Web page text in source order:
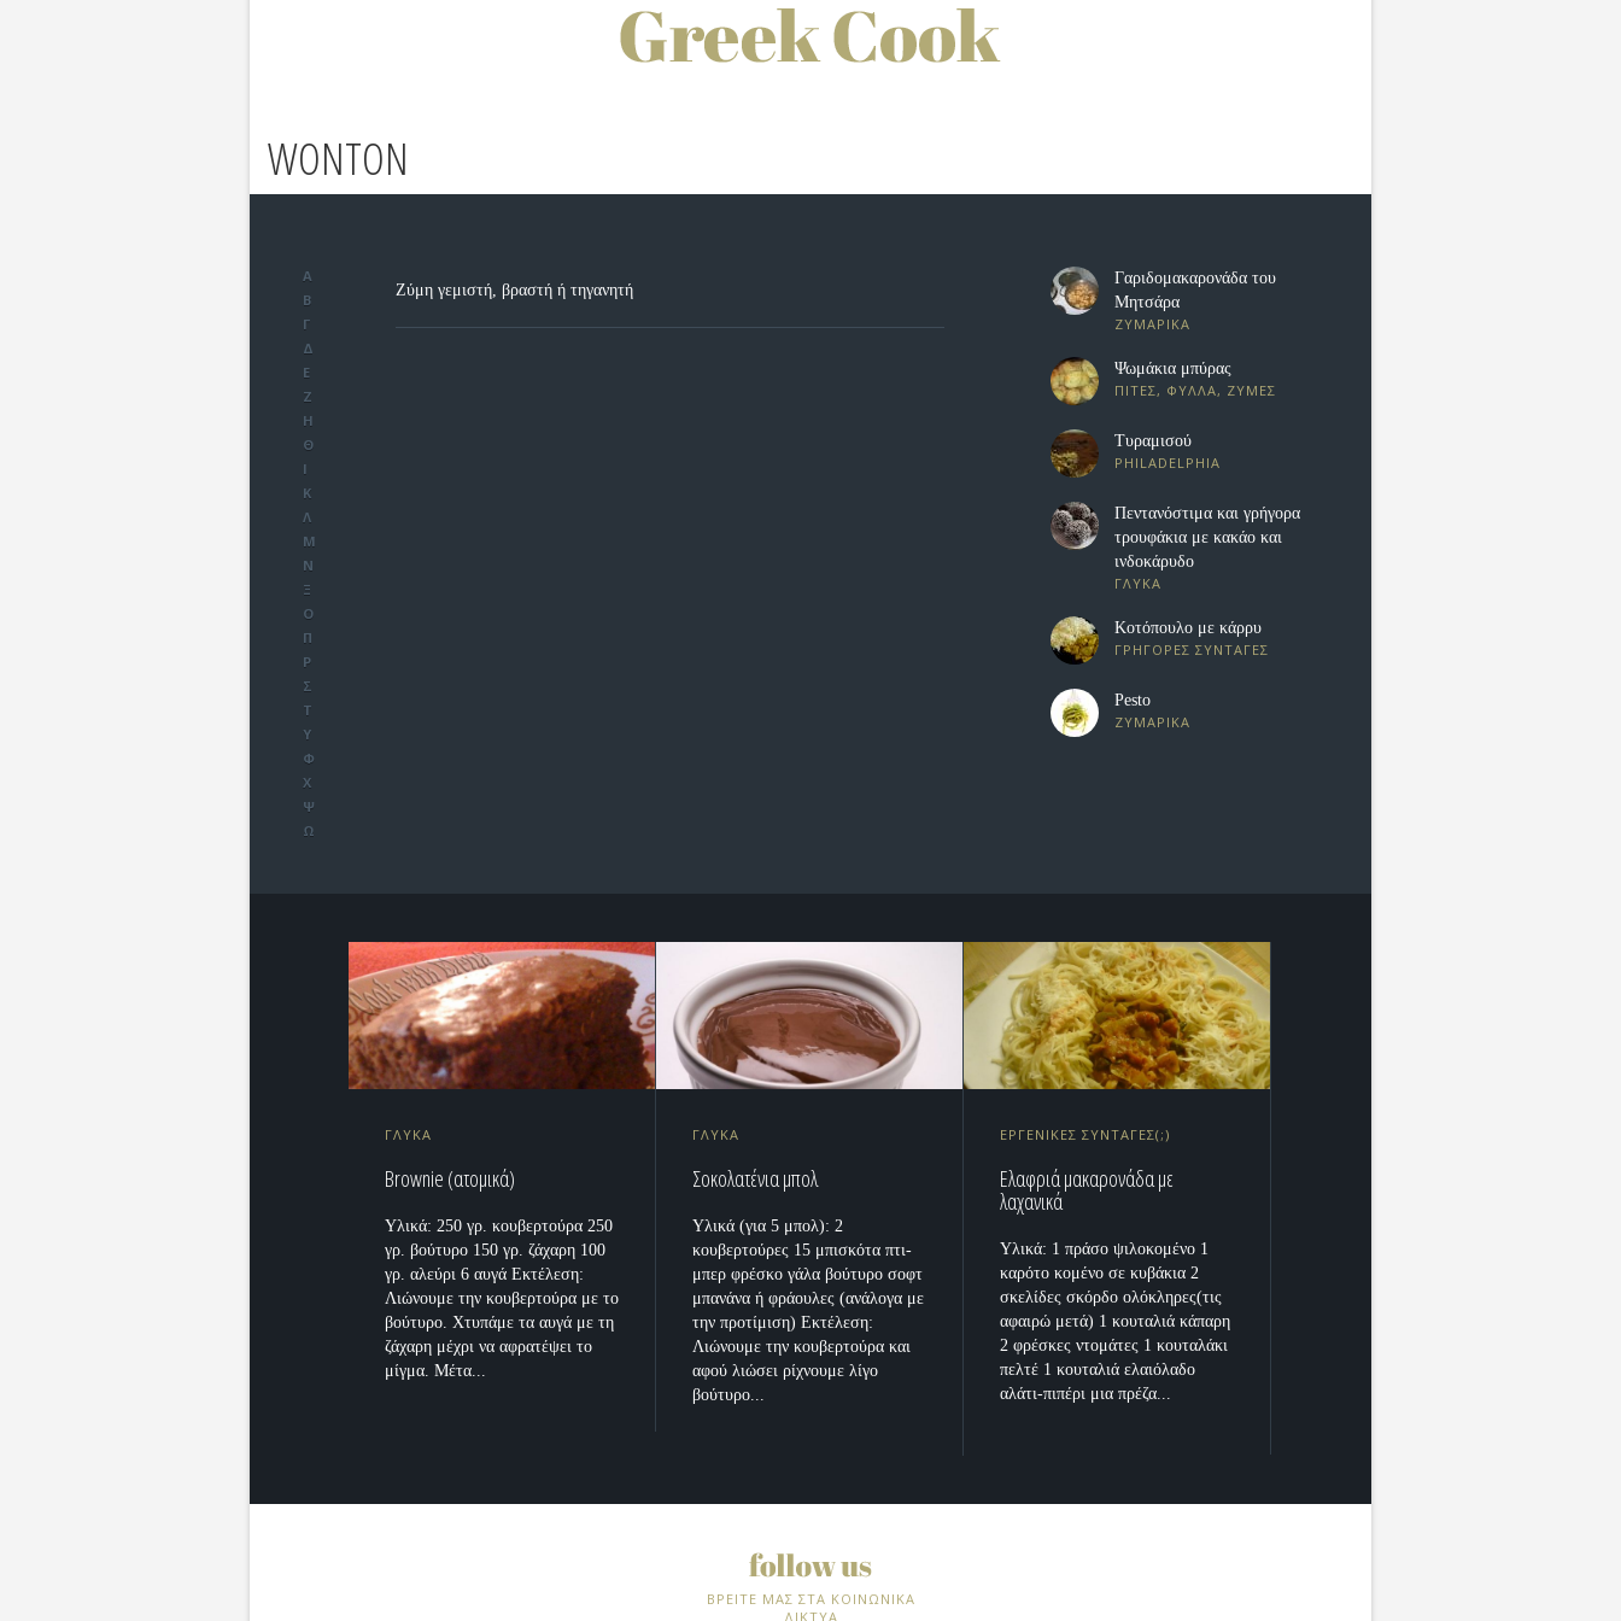
WONTON
Α
Β
Γ
Δ
Ε
Ζ
Η
Θ
Ι
Κ
Λ
Μ
Ν
Ξ
Ο
Π
Ρ
Σ
Τ
Υ
Φ
Χ
Ψ
Ω
Ζύμη γεμιστή, βραστή ή τηγανητή
Γαριδομακαρονάδα του
Μητσάρα
ΖΥΜΑΡΙΚΑ
Ψωμάκια μπύρας
ΠΙΤΕΣ, ΦΥΛΛΑ, ΖΥΜΕΣ
Τυραμισού
PHILADELPHIA
Πεντανόστιμα και γρήγορα
τρουφάκια με κακάο και
ινδοκάρυδο
ΓΛΥΚΑ
Κοτόπουλο με κάρρυ
ΓΡΗΓΟΡΕΣ ΣΥΝΤΑΓΕΣ
Pesto
ΖΥΜΑΡΙΚΑ
ΓΛΥΚΑ
Brownie (ατομικά)
Υλικά: 250 γρ. κουβερτούρα 250
γρ. βούτυρο 150 γρ. ζάχαρη 100
γρ. αλεύρι 6 αυγά Εκτέλεση:
Λιώνουμε την κουβερτούρα με το
βούτυρο. Χτυπάμε τα αυγά με τη
ζάχαρη μέχρι να αφρατέψει το
μίγμα. Μέτα...
ΓΛΥΚΑ
Σοκολατένια μπολ
Υλικά (για 5 μπολ): 2
κουβερτούρες 15 μπισκότα πτι-
μπερ φρέσκο γάλα βούτυρο σοφτ
μπανάνα ή φράουλες (ανάλογα με
την προτίμιση) Εκτέλεση:
Λιώνουμε την κουβερτούρα και
αφού λιώσει ρίχνουμε λίγο
βούτυρο...
ΕΡΓΕΝΙΚΕΣ ΣΥΝΤΑΓΕΣ(;)
Eλαφριά μακαρονάδα με
λαχανικά
Υλικά: 1 πράσο ψιλοκομένο 1
καρότο κομένο σε κυβάκια 2
σκελίδες σκόρδο ολόκληρες(τις
αφαιρώ μετά) 1 κουταλιά κάπαρη
2 φρέσκες ντομάτες 1 κουταλάκι
πελτέ 1 κουταλιά ελαιόλαδο
αλάτι-πιπέρι μια πρέζα...
ΒΡΕΙΤΕ ΜΑΣ ΣΤΑ ΚΟΙΝΩΝΙΚΑ
ΔΙΚΤΥΑ